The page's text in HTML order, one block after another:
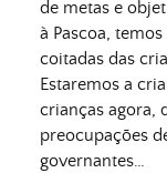
de metas e
à Pascoa,
coitadas das
Estaremos a
crianças agora,
preocupações
governantes…